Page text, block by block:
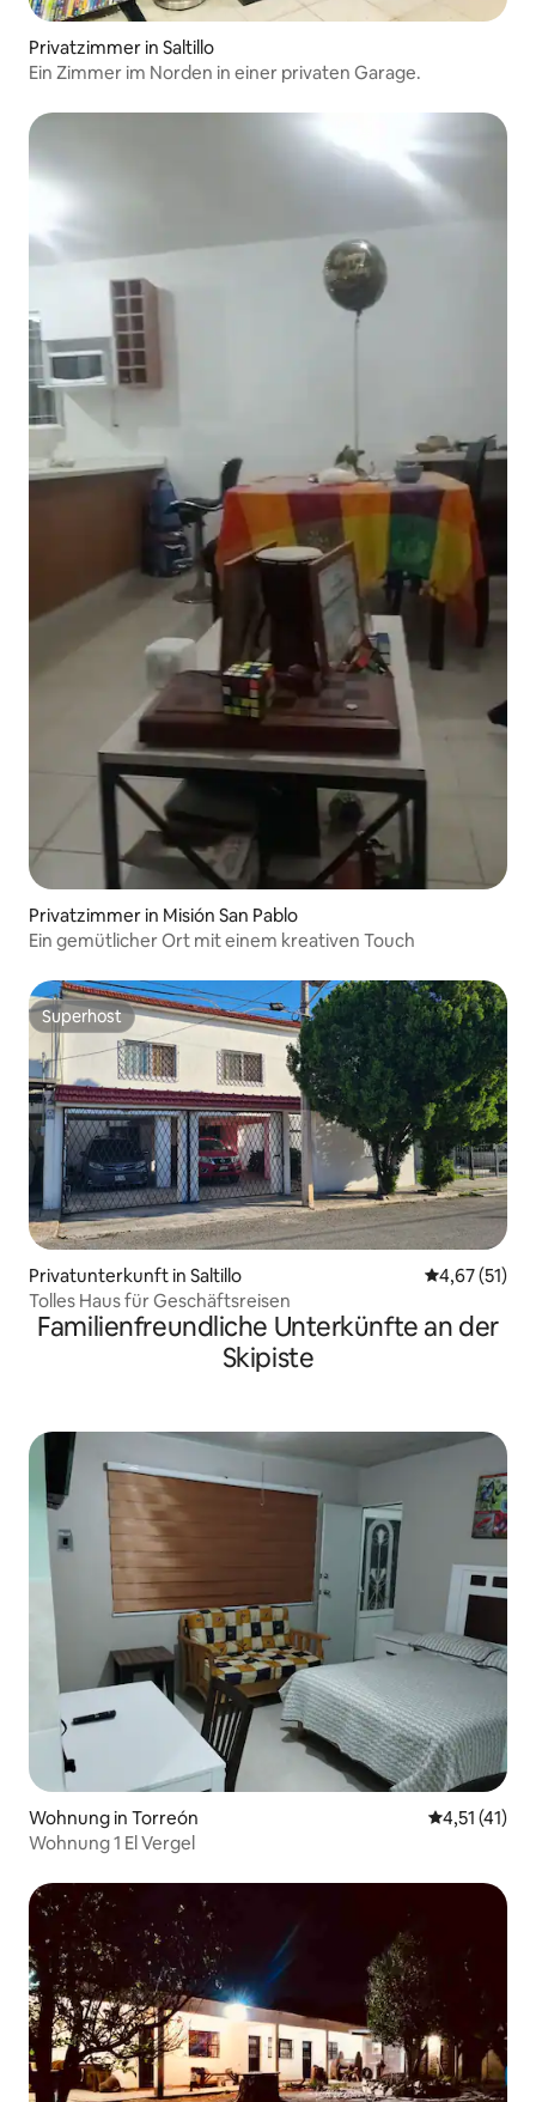
Privatzimmer in Saltillo
Ein Zimmer im Norden in einer privaten Garage.
Privatzimmer in Misión San Pablo
Ein gemütlicher Ort mit einem kreativen Touch
Superhost
Superhost
Privatunterkunft in Saltillo
4,67 (51)
Tolles Haus für Geschäftsreisen
Familienfreundliche Unterkünfte an der
Skipiste
Wohnung in Torreón
4,51 (41)
Wohnung 1 El Vergel